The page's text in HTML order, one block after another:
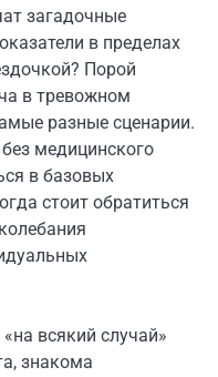
загадочные
в пределах
Порой
в тревожном
разные сценарии.
медицинского
в базовых
стоит обратиться
всякий случай»
знакома